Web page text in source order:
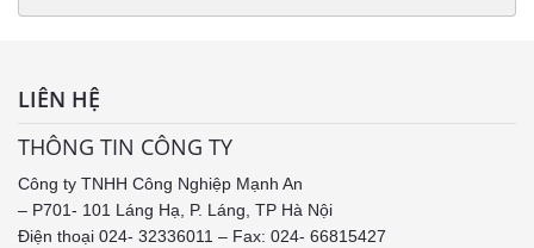
LIÊN HỆ
THÔNG TIN CÔNG TY
Công ty TNHH Công Nghiệp Mạnh An
– P701- 101 Láng Hạ, P. Láng, TP Hà Nội
Điện thoại 024- 32336011 – Fax: 024- 66815427